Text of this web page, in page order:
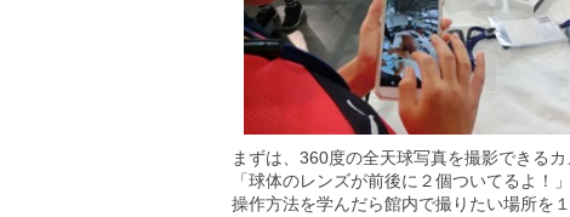
まずは、360度の全天球写真を撮影できる
「球体のレンズが前後に２個ついてるよ！
操作方法を学んだら館内で撮りたい場所を